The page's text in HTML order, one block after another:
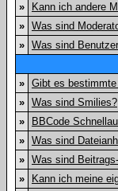
»
Kann ich andere
» Was sind
» Was sind
» Gibt es
» Was sind Smilies?
»
BBCode
» Was sind
» Was sind
»
Kann ich meine